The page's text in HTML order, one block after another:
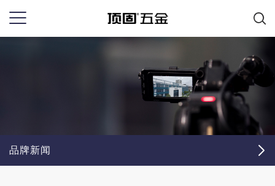
品牌新闻